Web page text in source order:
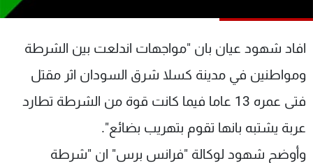
افاد شهود عيان بان "مواجهات اندلعت بين الشرطة
ومواطنين في مدينة كسلا شرق السودان اثر مقتل
فتى عمره 13 عاما فيما كانت قوة من الشرطة تطارد
عربة يشتبه بانها تقوم بتهريب بضائع".
وأوضح شهود لوكالة "فرانس برس" ان "شرطة
الترددات
الإنـتـاج
لاعلاناتكم
تواصل معنا
شروط الإسـتخدام
سياسة الخصوصية